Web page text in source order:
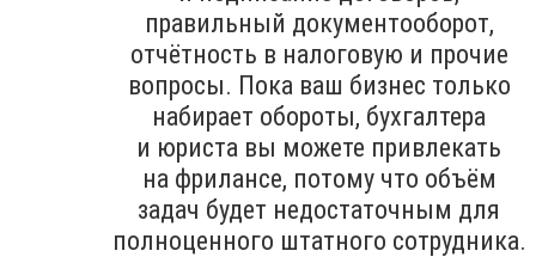
правильный документооборот,
отчётность в налоговую и прочие
вопросы. Пока ваш бизнес только
набирает обороты, бухгалтера
и юриста вы можете привлекать
на фрилансе, потому что объём
задач будет недостаточным для
полноценного штатного сотрудника.